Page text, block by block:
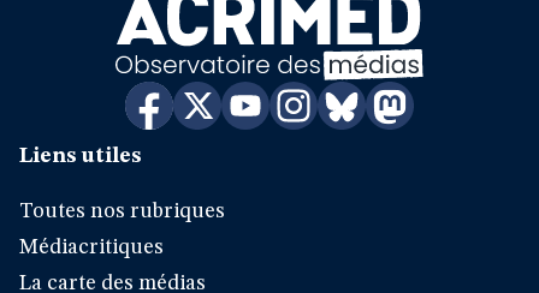
Liens utiles
Toutes nos rubriques
Médiacritiques
La carte des médias